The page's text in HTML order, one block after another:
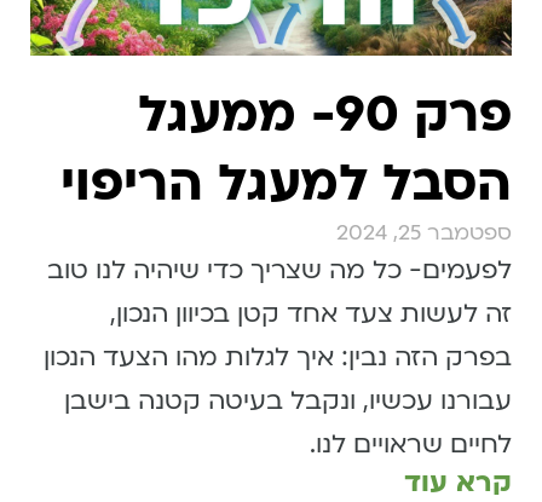
פרק 90- ממעגל
הסבל למעגל הריפוי
ספטמבר 25, 2024
לפעמים- כל מה שצריך כדי שיהיה לנו טוב
זה לעשות צעד אחד קטן בכיוון הנכון,
בפרק הזה נבין: איך לגלות מהו הצעד הנכון
עבורנו עכשיו, ונקבל בעיטה קטנה בישבן
לחיים שראויים לנו.
קרא עוד